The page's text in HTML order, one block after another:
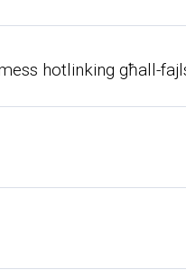
hotlinking għall-